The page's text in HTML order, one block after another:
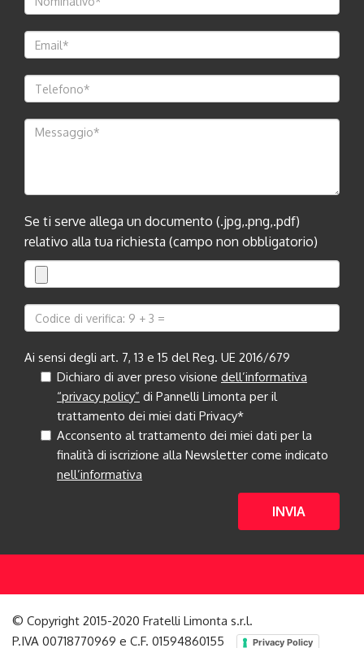
Se ti serve allega un documento (.jpg,.png,.pdf)
relativo alla tua richiesta (campo non obbligatorio)
Ai sensi degli art. 7, 13 e 15 del Reg. UE 2016/679
Dichiaro di aver preso visione dell’informativa
“privacy policy” di Pannelli Limonta per il
trattamento dei miei dati Privacy*
Acconsento al trattamento dei miei dati per la
finalità di iscrizione alla Newsletter come indicato
nell’informativa
INVIA
© Copyright 2015-2020 Fratelli Limonta s.r.l.
P.IVA 00718770969 e C.F. 01594860155
Privacy Policy